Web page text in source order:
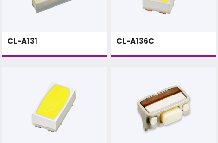
CL-A131 CL-A136C